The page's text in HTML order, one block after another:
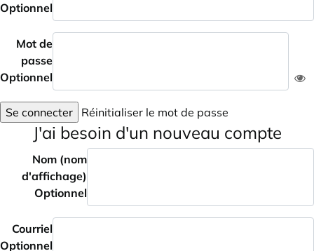
Optionnel
Mot de
passe
Optionnel
Se connecter Réinitialiser le mot de passe
J'ai besoin d'un nouveau compte
Nom (nom
d'affichage)
Optionnel
Courriel
Optionnel